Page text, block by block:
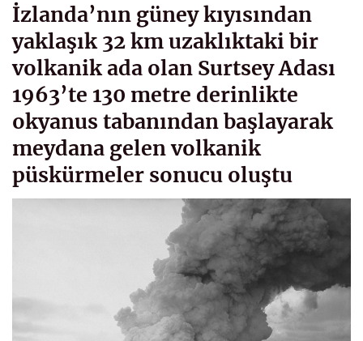
İzlanda’nın güney kıyısından
yaklaşık 32 km uzaklıktaki bir
volkanik ada olan Surtsey Adası
1963’te 130 metre derinlikte
okyanus tabanından başlayarak
meydana gelen volkanik
püskürmeler sonucu oluştu